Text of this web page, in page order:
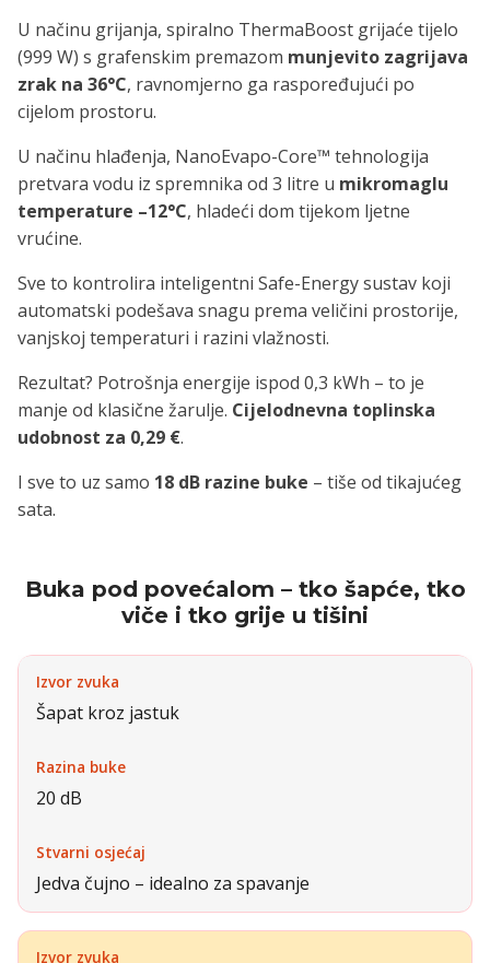
U načinu grijanja, spiralno ThermaBoost grijaće tijelo
(999 W) s grafenskim premazom munjevito zagrijava
zrak na 36°C, ravnomjerno ga raspoređujući po
cijelom prostoru.
U načinu hlađenja, NanoEvapo-Core™ tehnologija
pretvara vodu iz spremnika od 3 litre u mikromaglu
temperature –12°C, hladeći dom tijekom ljetne
vrućine.
Sve to kontrolira inteligentni Safe-Energy sustav koji
automatski podešava snagu prema veličini prostorije,
vanjskoj temperaturi i razini vlažnosti.
Rezultat? Potrošnja energije ispod 0,3 kWh – to je
manje od klasične žarulje. Cijelodnevna toplinska
udobnost za 0,29 €.
I sve to uz samo 18 dB razine buke – tiše od tikajućeg
sata.
Buka pod povećalom – tko šapće, tko
viče i tko grije u tišini
Šapat kroz jastuk
20 dB
Jedva čujno – idealno za spavanje